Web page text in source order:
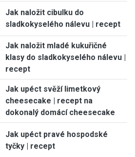
Jak naložit cibulku do
sladkokyselého nálevu | recept
Jak naložit mladé kukuřičné
klasy do sladkokyselého nálevu |
recept
Jak upéct svěží limetkový
cheesecake | recept na
dokonalý domácí cheesecake
Jak upéct pravé hospodské
tyčky | recept